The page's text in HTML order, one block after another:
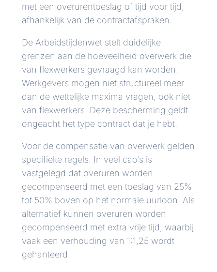
met een overurentoeslag of tijd voor tijd,
afhankelijk van de contractafspraken.
De Arbeidstijdenwet stelt duidelijke
grenzen aan de hoeveelheid overwerk die
van flexwerkers gevraagd kan worden.
Werkgevers mogen niet structureel meer
dan de wettelijke maxima vragen, ook niet
van flexwerkers. Deze bescherming geldt
ongeacht het type contract dat je hebt.
Voor de compensatie van overwerk gelden
specifieke regels. In veel cao’s is
vastgelegd dat overuren worden
gecompenseerd met een toeslag van 25%
tot 50% boven op het normale uurloon. Als
alternatief kunnen overuren worden
gecompenseerd met extra vrije tijd, waarbij
vaak een verhouding van 1:1,25 wordt
gehanteerd.